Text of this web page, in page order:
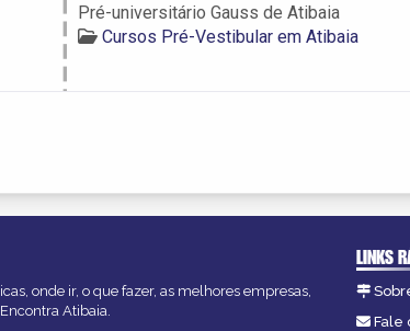
Pré-universitário Gauss de Atibaia
Cursos Pré-Vestibular em Atibaia
onde ir, o que fazer, as melhores empresas,
Atibaia.
LINKS
Fale